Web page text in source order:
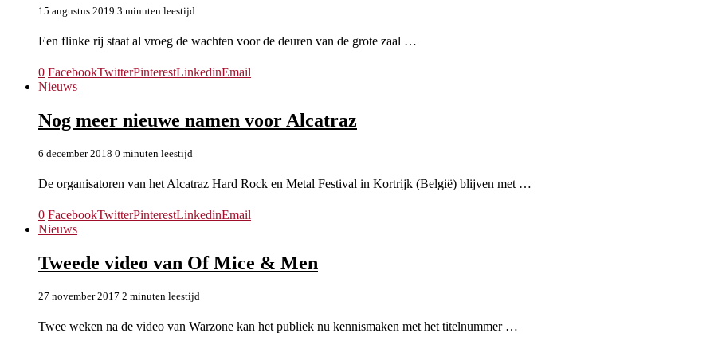
15 augustus 2019 3 minuten leestijd
Een flinke rij staat al vroeg de wachten voor de deuren van de grote zaal …
0 FacebookTwitterPinterestLinkedinEmail
Nieuws
Nog meer nieuwe namen voor Alcatraz
6 december 2018 0 minuten leestijd
De organisatoren van het Alcatraz Hard Rock en Metal Festival in Kortrijk (België) blijven met …
0 FacebookTwitterPinterestLinkedinEmail
Nieuws
Tweede video van Of Mice & Men
27 november 2017 2 minuten leestijd
Twee weken na de video van Warzone kan het publiek nu kennismaken met het titelnummer …